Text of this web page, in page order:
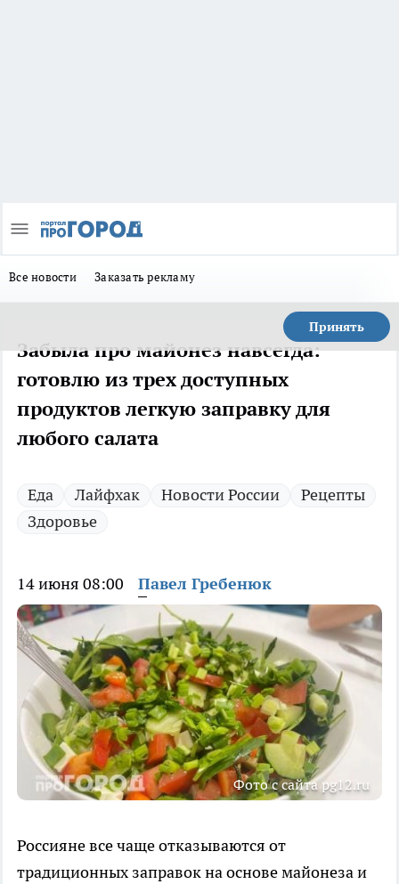
Все новости Заказать рекламу
Принять
Забыла про майонез навсегда:
готовлю из трех доступных
продуктов легкую заправку для
любого салата
Еда Лайфхак Новости России
Рецепты
Здоровье
14 июня 08:00 Павел Гребенюк
Фото с сайта pg12.ru
Россияне все чаще отказываются от
традиционных заправок на основе майонеза и